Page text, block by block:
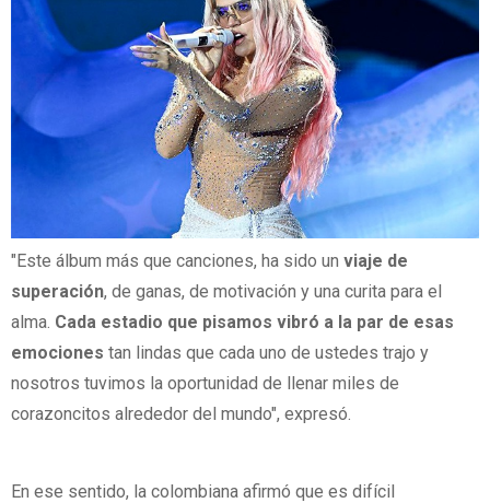
"Este álbum más que canciones, ha sido un viaje de
superación, de ganas, de motivación y una curita para el
alma. Cada estadio que pisamos vibró a la par de esas
emociones tan lindas que cada uno de ustedes trajo y
nosotros tuvimos la oportunidad de llenar miles de
corazoncitos alrededor del mundo", expresó.
En ese sentido, la colombiana afirmó que es difícil